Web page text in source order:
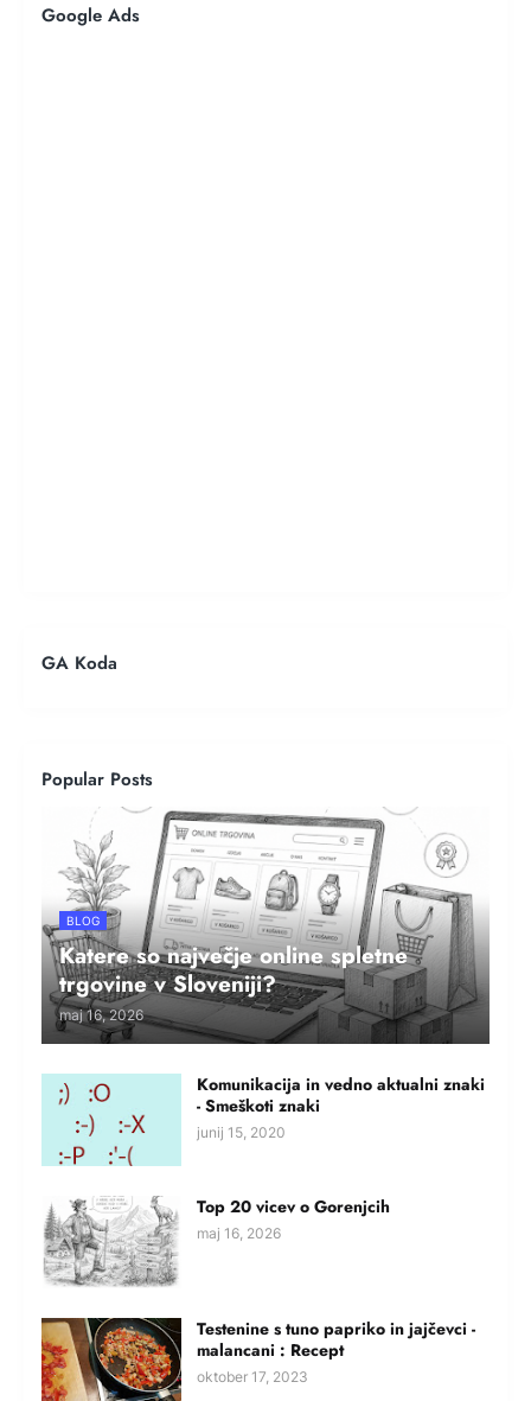
Google Ads
GA Koda
Popular Posts
BLOG
Katere so največje online spletne
trgovine v Sloveniji?
maj 16, 2026
Komunikacija in vedno aktualni znaki
- Smeškoti znaki
junij 15, 2020
Top 20 vicev o Gorenjcih
maj 16, 2026
Testenine s tuno papriko in jajčevci -
malancani : Recept
oktober 17, 2023